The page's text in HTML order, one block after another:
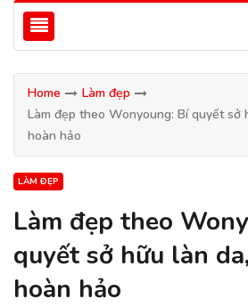
Home
Làm đẹp
Làm đẹp theo Wonyoung: Bí quyết sở
hoàn hảo
LÀM ĐẸP
Làm đẹp theo
quyết sở hữu làn
hoàn hảo